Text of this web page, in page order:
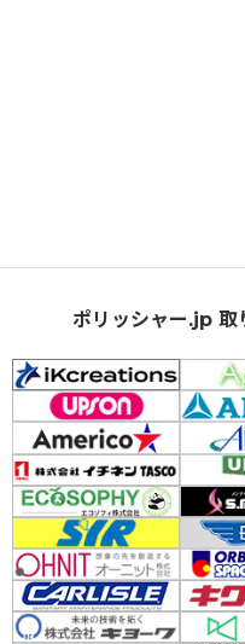
ポリッシャー.jp 取